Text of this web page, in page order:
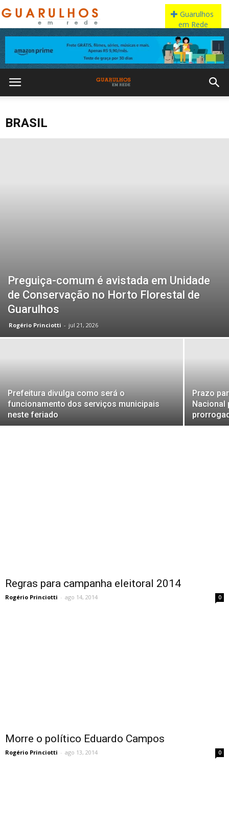
BRASIL
Preguiça-comum é avistada em Unidade
de Conservação no Horto Florestal de
Guarulhos
Rogério Princiotti - jul 21, 2026
Prefeitura divulga como será o
funcionamento dos serviços municipais
neste feriado
Prazo
Nacional
Regras para campanha eleitoral 2014
Rogério Princiotti - ago 14, 2014 0
Morre o político Eduardo Campos
Rogério Princiotti - ago 13, 2014 0